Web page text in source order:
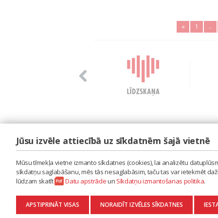
« 1 ..
LAIPA
ES RADU MŪZIKU
AKTUALITĀTES
KONTAKTI
SĪKDATŅU IZMANTOŠANAS POLITIKA
DATU APSTRĀDE
Jūsu izvēle attiecībā uz sīkdatnēm šajā vietnē
Mūsu tīmekļa vietne izmanto sīkdatnes (cookies), lai analizētu
sīkdatņu saglabāšanu, mēs tās nesaglabāsim, taču tas var ietekmēt
lūdzam skatīt
Datu apstrādeun Sīkdatņu izmantošanas politika.
APSTIPRINĀT VISAS NORAIDĪT IZVĒLES SĪKDATNES